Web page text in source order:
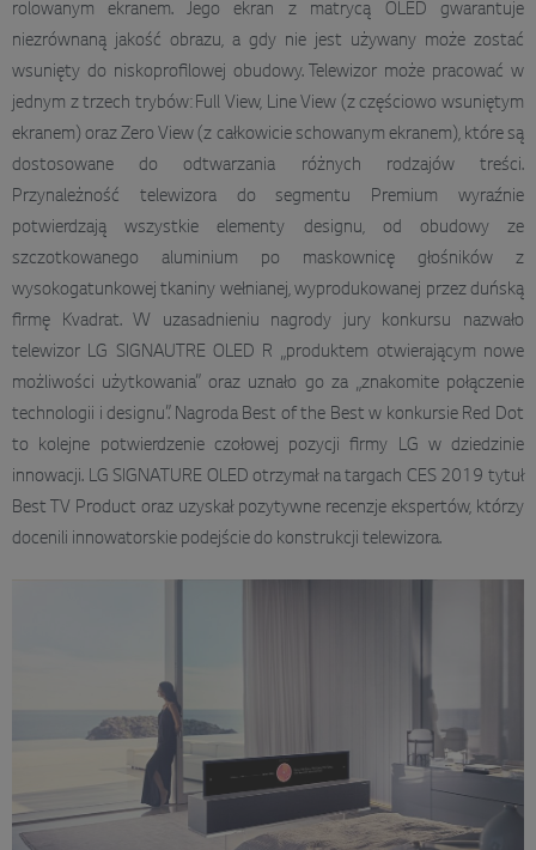
rolowanym ekranem. Jego ekran z matrycą OLED gwarantuje
niezrównaną jakość obrazu, a gdy nie jest używany może zostać
wsunięty do niskoprofilowej obudowy. Telewizor może pracować w
jednym z trzech trybów: Full View, Line View (z częściowo wsuniętym
ekranem) oraz Zero View (z całkowicie schowanym ekranem), które są
dostosowane do odtwarzania różnych rodzajów treści.
Przynależność telewizora do segmentu Premium wyraźnie
potwierdzają wszystkie elementy designu, od obudowy ze
szczotkowanego aluminium po maskownicę głośników z
wysokogatunkowej tkaniny wełnianej, wyprodukowanej przez duńską
firmę Kvadrat. W uzasadnieniu nagrody jury konkursu nazwało
telewizor LG SIGNAUTRE OLED R „produktem otwierającym nowe
możliwości użytkowania” oraz uznało go za „znakomite połączenie
technologii i designu”. Nagroda Best of the Best w konkursie Red Dot
to kolejne potwierdzenie czołowej pozycji firmy LG w dziedzinie
innowacji. LG SIGNATURE OLED otrzymał na targach CES 2019 tytuł
Best TV Product oraz uzyskał pozytywne recenzje ekspertów, którzy
docenili innowatorskie podejście do konstrukcji telewizora.